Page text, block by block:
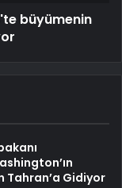
büyümenin
Tahran’a Gidiyor